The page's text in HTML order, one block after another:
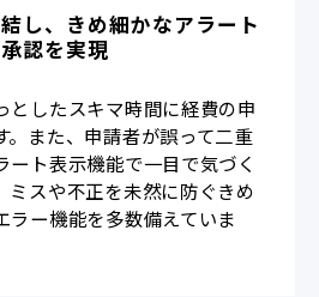
し、きめ細かなアラート
認を実現
としたスキマ時間に経費の申
。また、申請者が誤って二重
ート表示機能で一目で気づく
ミスや不正を未然に防ぐきめ
ラー機能を多数備えていま